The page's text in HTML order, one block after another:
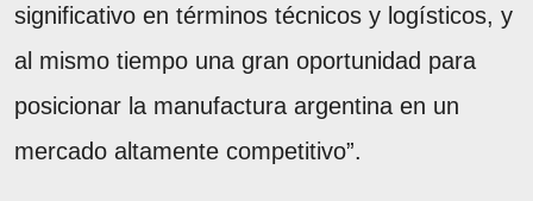
significativo en términos técnicos y logísticos, y
al mismo tiempo una gran oportunidad para
posicionar la manufactura argentina en un
mercado altamente competitivo”.